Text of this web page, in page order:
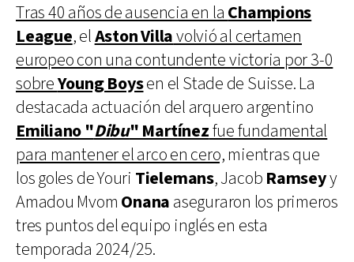
Tras 40 años de ausencia en la Champions
League, elAston Villavolvió al certamen
europeo con una contundente victoria por 3-0
sobreYoung Boysen el Stade de Suisse. La
destacada actuación del arquero argentino
Emiliano "Dibu" Martínezfue fundamental
para mantener el arco en cero,mientras que
los goles de Youri Tielemans, Jacob Ramseyy
Amadou Mvom Onana aseguraron los primeros
tres puntos del equipo inglés en esta
temporada 2024/25.